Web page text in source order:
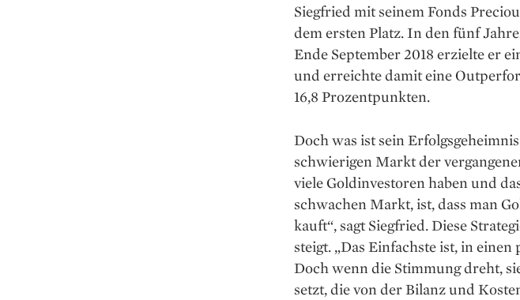
Siegfried mit seinem Fonds
dem ersten Platz. In den fünf
Ende September 2018 erzielte er
und erreichte damit eine
16,8 Prozentpunkten.
Doch was ist sein
schwierigen Markt der
viele Goldinvestoren haben und
schwachen Markt, ist, dass man
kauft“, sagt Siegfried. Diese
steigt. „Das Einfachste ist, in
Doch wenn die Stimmung dreht,
setzt, die von der Bilanz und